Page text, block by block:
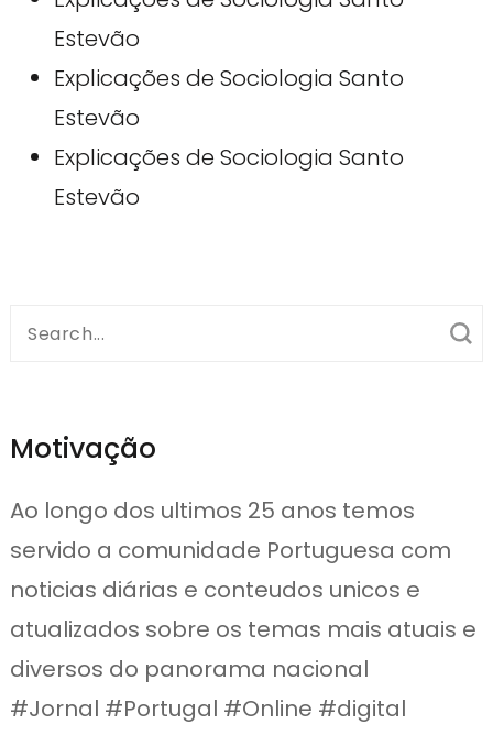
Estevão
Explicações de Sociologia Santo
Estevão
Explicações de Sociologia Santo
Estevão
Search
Motivação
Ao longo dos ultimos 25 anos temos
servido a comunidade Portuguesa com
noticias diárias e conteudos unicos e
atualizados sobre os temas mais atuais e
diversos do panorama nacional
#Jornal #Portugal #Online #digital